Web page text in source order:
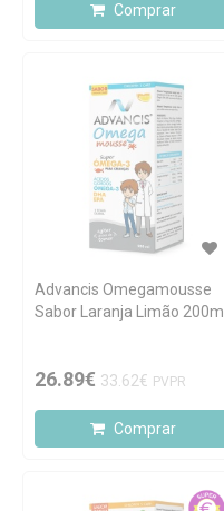
Comprar
Advancis Omegamousse
Sabor Laranja Limão 200ml
26.89€ 33.62€ PVPR
Comprar